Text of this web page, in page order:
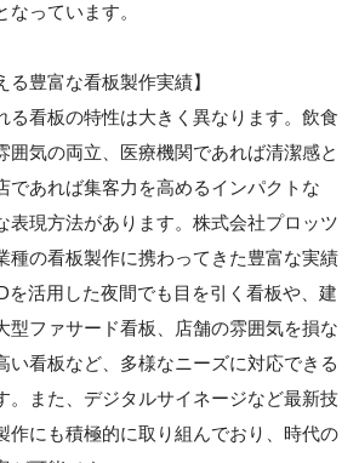
っています。
る豊富な看板製作実績】
る看板の特性は大きく異なります。飲食
囲気の両立、医療機関であれば清潔感と
であれば集客力を高めるインパクトな
表現方法があります。株式会社プロッツ
種の看板製作に携わってきた豊富な実績
を活用した夜間でも目を引く看板や、建
型ファサード看板、店舗の雰囲気を損な
い看板など、多様なニーズに対応できる
。また、デジタルサイネージなど最新技
作にも積極的に取り組んでおり、時代の